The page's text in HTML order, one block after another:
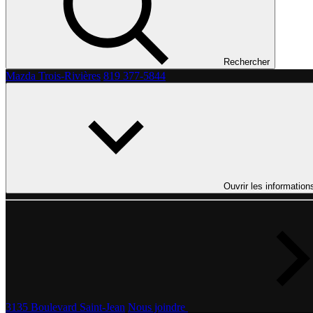
Rechercher
Mazda Trois-Rivières 819 377-5844
Ouvrir les
3135 Boulevard Saint-Jean Nous joindre